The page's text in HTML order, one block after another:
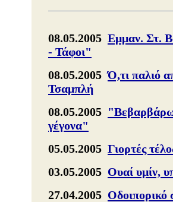
08.05.2005 Εμμαν. Στ.
- Τάφοι"
08.05.2005Ό,τι παλιό
Τσαμπλή
08.05.2005
γέγονα"
05.05.2005 Γιορτές
03.05.2005 Ουαί υμίν,
27.04.2005